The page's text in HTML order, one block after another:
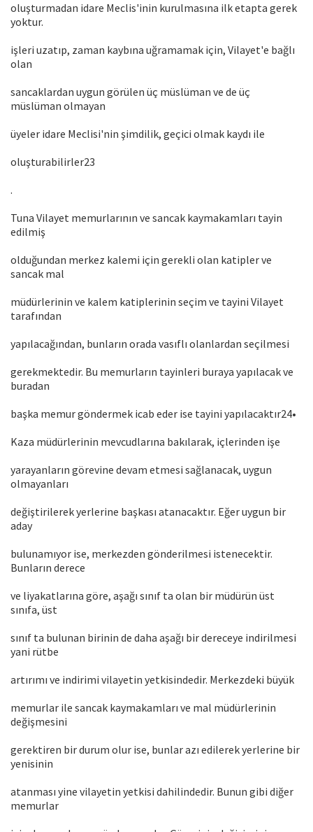
oluşturmadan idare Meclis'inin kurulmasına ilk etapta gerek
yoktur.
işleri uzatıp, zaman kaybına uğramamak için, Vilayet'e bağlı
olan
sancaklardan uygun görülen üç müslüman ve de üç
müslüman olmayan
üyeler idare Meclisi'nin şimdilik, geçici olmak kaydı ile
oluşturabilirler23
.
Tuna Vilayet memurlarının ve sancak kaymakamları tayin
edilmiş
olduğundan merkez kalemi için gerekli olan katipler ve
sancak mal
müdürlerinin ve kalem katiplerinin seçim ve tayini Vilayet
tarafından
yapılacağından, bunların orada vasıflı olanlardan seçilmesi
gerekmektedir. Bu memurların tayinleri buraya yapılacak ve
buradan
başka memur göndermek icab eder ise tayini yapılacaktır24•
Kaza müdürlerinin mevcudlarına bakılarak, içlerinden işe
yarayanların görevine devam etmesi sağlanacak, uygun
olmayanları
değiştirilerek yerlerine başkası atanacaktır. Eğer uygun bir
aday
bulunamıyor ise, merkezden gönderilmesi istenecektir.
Bunların derece
ve liyakatlarına göre, aşağı sınıf ta olan bir müdürün üst
sınıfa, üst
sınıf ta bulunan birinin de daha aşağı bir dereceye indirilmesi
yani rütbe
artırımı ve indirimi vilayetin yetkisindedir. Merkezdeki büyük
memurlar ile sancak kaymakamları ve mal müdürlerinin
değişmesini
gerektiren bir durum olur ise, bunlar azı edilerek yerlerine bir
yenisinin
atanması yine vilayetin yetkisi dahilindedir. Bunun gibi diğer
memurlar